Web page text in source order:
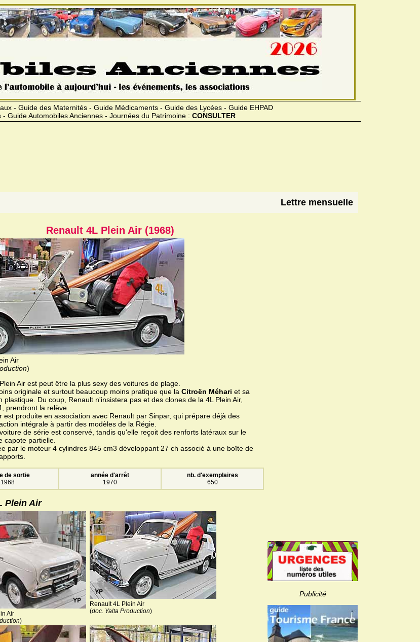
- Guide des Maternités - Guide Médicaments - Guide des Lycées - Guide EHPAD
Guide Automobiles Anciennes - Journées du Patrimoine : CONSULTER
Lettre mensuelle
Publicité
Renault 4L Plein Air (1968)
Air
)
Air est peut être la plus sexy des voitures de plage.
originale et surtout beaucoup moins pratique que la Citroën Méhari et sa
plastique. Du coup, Renault n'insistera pas et des clones de la 4L Plein Air,
prendront la relève.
est produite en association avec Renault par Sinpar, qui prépare déjà des
intégrale à partir des modèles de la Régie.
de série est conservé, tandis qu'elle reçoit des renforts latéraux sur le
capote partielle.
par le moteur 4 cylindres 845 cm3 développant 27 ch associé à une boîte de
de sortie
1968
année d'arrêt
1970
nb. d'exemplaires
650
Plein Air
Air
)
Renault 4L Plein Air
(doc. Yalta Production)